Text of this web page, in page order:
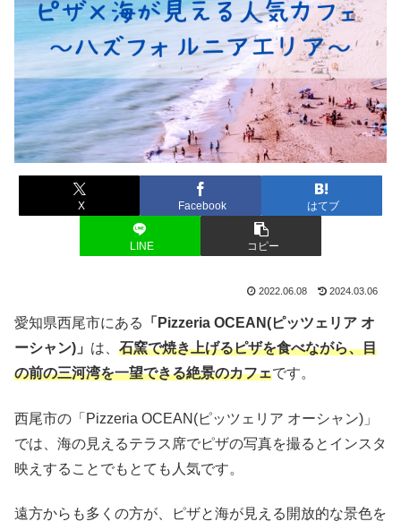
X Facebook はてブ
LINE コピー
2022.06.08 2024.03.06
愛知県西尾市にある
「Pizzeria OCEAN(ピッツェリア オ
ーシャン)」 は、 石窯で焼き上げるピザを食べながら、目
の前の三河湾を一望できる絶景のカフェです。
西尾市の「Pizzeria OCEAN(ピッツェリア オーシャン)」
では、海の見えるテラス席でピザの写真を撮るとインスタ
映えすることでもとても人気です。
遠方からも多くの方が、ピザと海が見える開放的な景色を